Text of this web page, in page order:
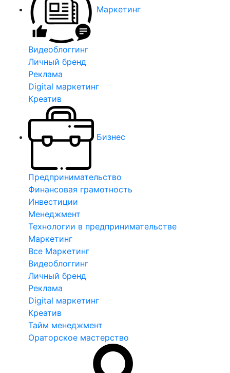
Маркетинг
Видеоблоггинг
Личный бренд
Реклама
Digital маркетинг
Креатив
Бизнес
Предпринимательство
Финансовая грамотность
Инвестиции
Менеджмент
Технологии в предпринимательстве
Маркетинг
Все Маркетинг
Видеоблоггинг
Личный бренд
Реклама
Digital маркетинг
Креатив
Тайм менеджмент
Ораторское мастерство